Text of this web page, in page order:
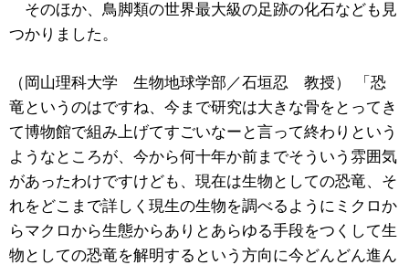
そのほか、鳥脚類の世界最大級の足跡の化石なども見
つかりました。
（岡山理科大学 生物地球学部／石垣忍 教授） 「恐
竜というのはですね、今まで研究は大きな骨をとってき
て博物館で組み上げてすごいなーと言って終わりという
ようなところが、今から何十年か前までそういう雰囲気
があったわけですけども、現在は生物としての恐竜、そ
れをどこまで詳しく現生の生物を調べるようにミクロか
らマクロから生態からありとあらゆる手段をつくして生
物としての恐竜を解明するという方向に今どんどん進ん